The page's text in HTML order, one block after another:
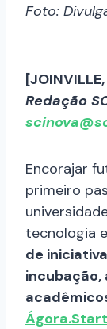
Foto:
Redação
Encorajar
primeiro
tecnologia
de
incubação,
Ágora.Start